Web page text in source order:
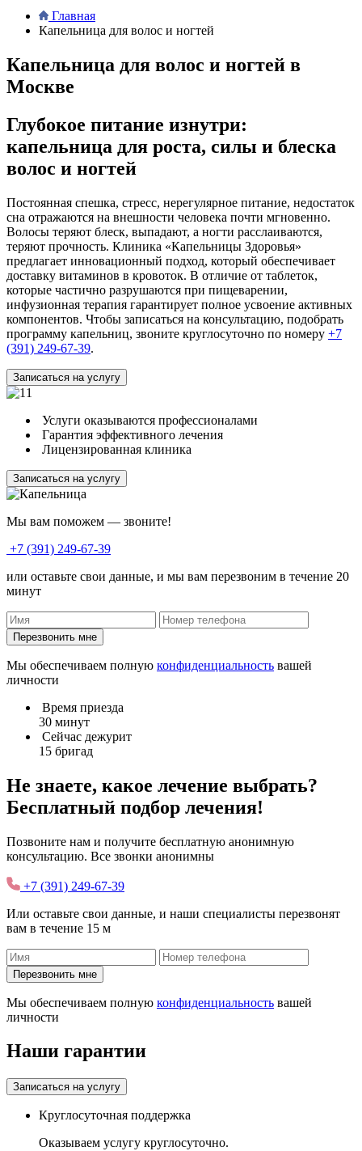
Главная
Капельница для волос и ногтей
Капельница для волос и ногтей в
Москве
Глубокое питание изнутри:
капельница для роста, силы и блеска
волос и ногтей
Постоянная спешка, стресс, нерегулярное питание, недостаток
сна отражаются на внешности человека почти мгновенно.
Волосы теряют блеск, выпадают, а ногти расслаиваются,
теряют прочность. Клиника «Капельницы Здоровья»
предлагает инновационный подход, который обеспечивает
доставку витаминов в кровоток. В отличие от таблеток,
которые частично разрушаются при пищеварении,
инфузионная терапия гарантирует полное усвоение активных
компонентов. Чтобы записаться на консультацию, подобрать
программу капельниц, звоните круглосуточно по номеру +7
(391) 249-67-39.
Записаться на услугу
Услуги оказываются профессионалами
Гарантия эффективного лечения
Лицензированная клиника
Записаться на услугу
Мы вам поможем — звоните!
+7 (391) 249-67-39
или оставьте свои данные, и мы вам перезвоним в течение 20
минут
Перезвонить мне
Мы обеспечиваем полную конфиденциальность вашей
личности
Время приезда
30 минут
Сейчас дежурит
15 бригад
Не знаете, какое лечение выбрать?
Бесплатный подбор лечения!
Позвоните нам и получите бесплатную анонимную
консультацию. Все звонки анонимны
+7 (391) 249-67-39
Или оставьте свои данные, и наши специалисты перезвонят
вам в течение 15 м
Перезвонить мне
Мы обеспечиваем полную конфиденциальность вашей
личности
Наши гарантии
Записаться на услугу
Круглосуточная поддержка
Оказываем услугу круглосуточно.